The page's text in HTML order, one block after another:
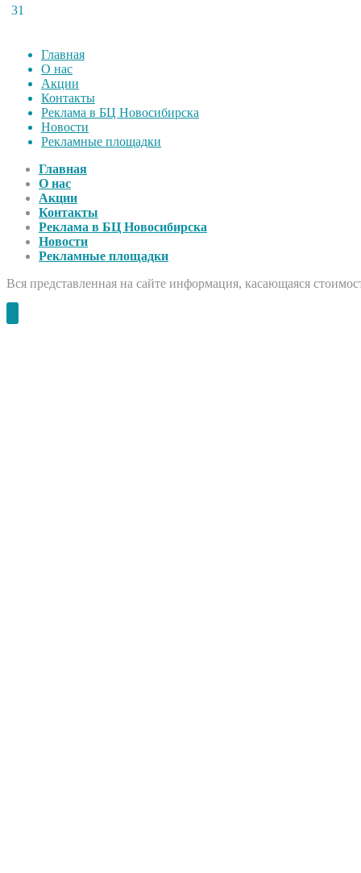
31
Главная
О нас
Акции
Контакты
Реклама в БЦ Новосибирска
Новости
Рекламные площадки
Главная
О нас
Акции
Контакты
Реклама в БЦ Новосибирска
Новости
Рекламные площадки
Вся представленная на сайте информация, касающаяся